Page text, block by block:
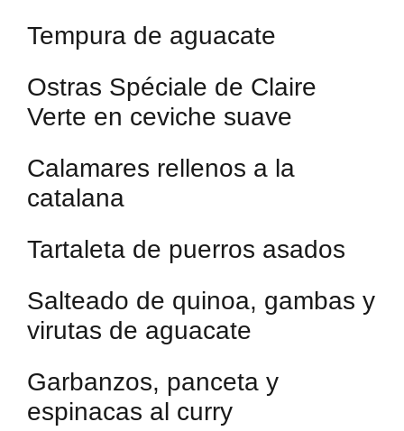
Tempura de aguacate
Ostras Spéciale de Claire
Verte en ceviche suave
Calamares rellenos a la
catalana
Tartaleta de puerros asados
Salteado de quinoa, gambas y
virutas de aguacate
Garbanzos, panceta y
espinacas al curry